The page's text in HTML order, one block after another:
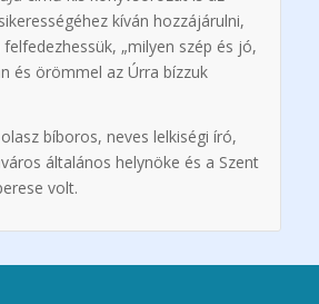
kíván hozzájárulni,
„milyen szép és jó,
és örömmel az Úrra bízzuk
bíboros, neves lelkiségi író,
általános helynöke és a Szent
volt.